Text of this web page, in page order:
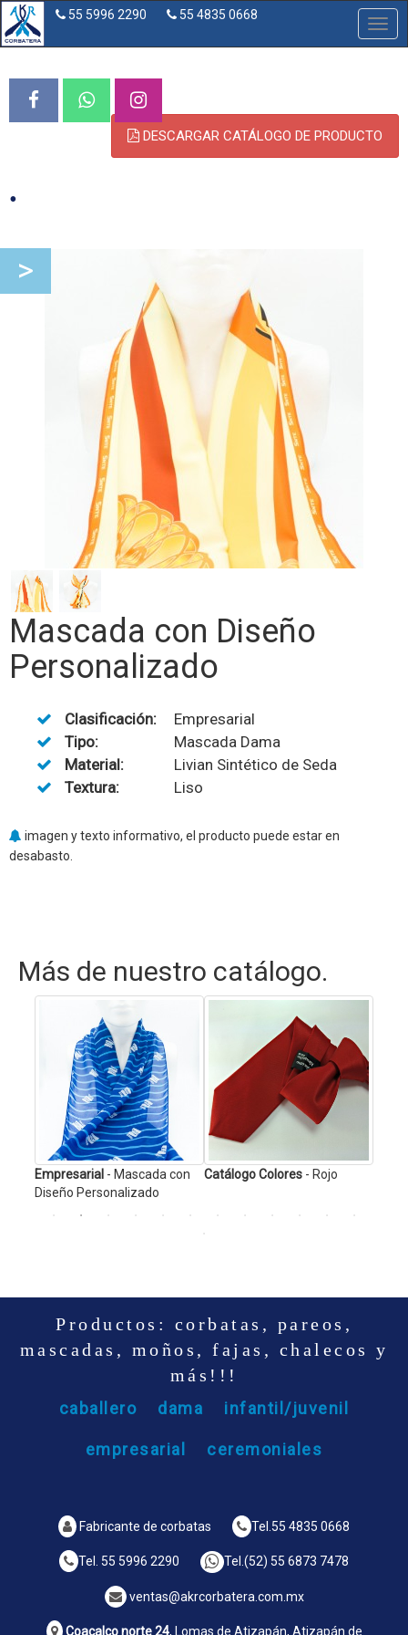
55 5996 2290 55 4835 0668
DESCARGAR CATÁLOGO DE PRODUCTO
.
>
Mascada con Diseño
Personalizado
Clasificación:
Empresarial
Tipo:
Mascada Dama
Material:
Livian Sintético de Seda
Textura:
Liso
imagen y texto informativo, el producto puede estar en
desabasto.
Más de nuestro catálogo.
Empresarial - Mascada con
Diseño Personalizado
Catálogo Colores - Rojo
Productos: corbatas, pareos,
mascadas, moños, fajas, chalecos y
más!!!
caballero dama infantil/juvenil
empresarial ceremoniales
Fabricante de corbatas Tel. 55 4835 0668
Tel. 55 5996 2290 Tel. (52) 55 6873 7478
ventas@akrcorbatera.com.mx
Coacalco norte 24, Lomas de Atizapán, Atizapán de